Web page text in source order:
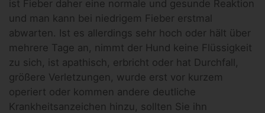
ist Fieber daher eine normale und gesunde Reaktion
und man kann bei niedrigem Fieber erstmal
abwarten. Ist es allerdings sehr hoch oder hält über
mehrere Tage an, nimmt der Hund keine Flüssigkeit
zu sich, ist apathisch, erbricht oder hat Durchfall,
größere Verletzungen, wurde erst vor kurzem
operiert oder kommen andere deutliche
Krankheitsanzeichen hinzu, sollten Sie ihn